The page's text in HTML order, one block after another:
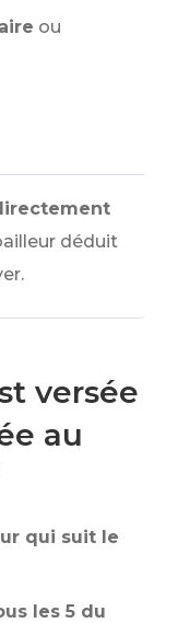
ou
déduit
versée
au
qui suit le
les 5 du